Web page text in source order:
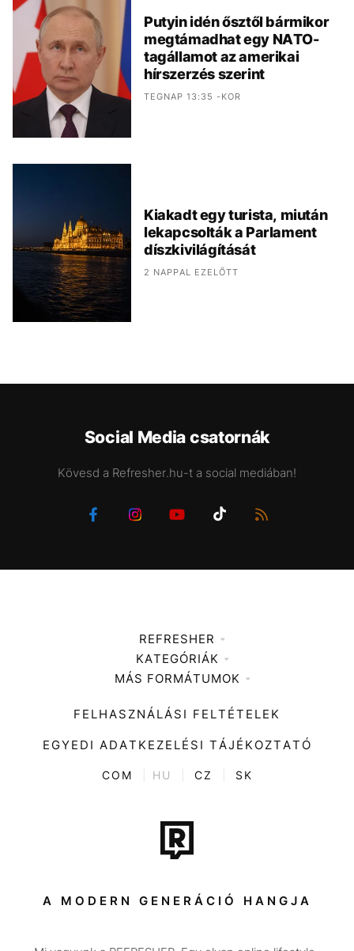
Putyin idén ősztől bármikor
megtámadhat egy NATO-
tagállamot az amerikai
hírszerzés szerint
TEGNAP 13:35 -KOR
Kiakadt egy turista, miután
lekapcsolták a Parlament
díszkivilágítását
2 NAPPAL EZELŐTT
Social Media csatornák
Kövesd a Refresher.hu-t a social mediában!
REFRESHER
Médiaajánlat
KATEGÓRIÁK
Zene
Divat
Kultúra
ENTR
Tech-Tudomány
Sport
Társadalom
MÁS FORMÁTUMOK
FELHASZNÁLÁSI FELTÉTELEK
EGYEDI ADATKEZELÉSI TÁJÉKOZTATÓ
COM HU CZ SK
A MODERN GENERÁCIÓ HANGJA